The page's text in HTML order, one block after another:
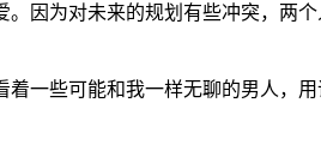
因为对未来的规划有些冲突，两
一些可能和我一样无聊的男人，